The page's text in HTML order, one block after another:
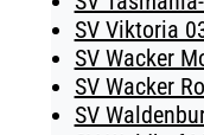
SV Viktoria
SV Wacker
SV Wacker
SV